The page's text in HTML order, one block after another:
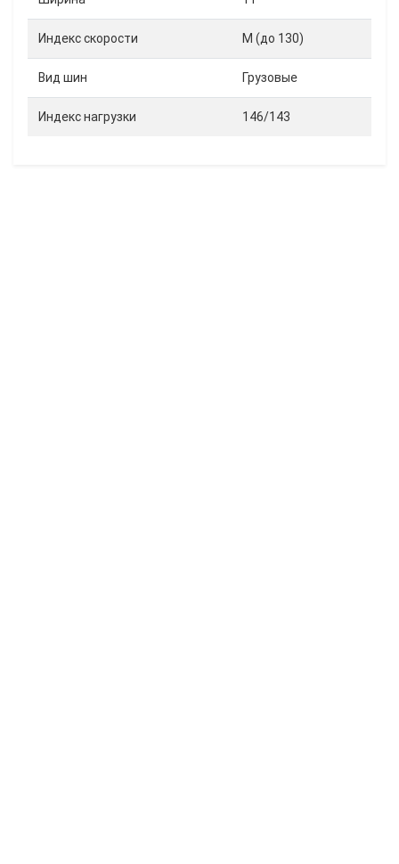
Индекс скорости M (до 130)
Вид шин Грузовые
Индекс нагрузки 146/143